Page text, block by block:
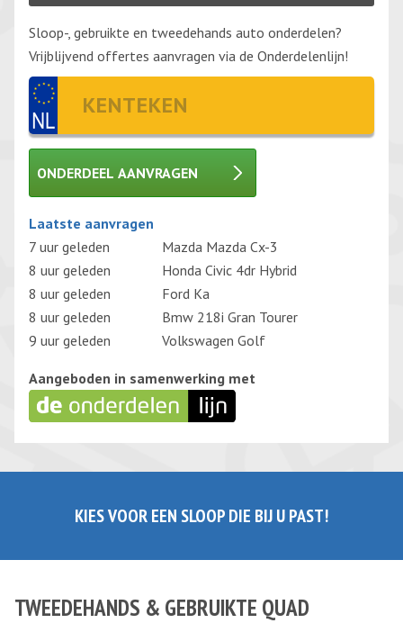
Sloop-, gebruikte en tweedehands auto onderdelen?
Vrijblijvend offertes aanvragen via de Onderdelenlijn!
ONDERDEEL AANVRAGEN
Gelieve dit veld leeg te laten.
Laatste aanvragen
7 uur geleden
Mazda Mazda Cx-3
8 uur geleden
Honda Civic 4dr Hybrid
8 uur geleden
Ford Ka
8 uur geleden
Bmw 218i Gran Tourer
9 uur geleden
Volkswagen Golf
Aangeboden in samenwerking met
KIES VOOR EEN SLOOP DIE BIJ U PAST!
TWEEDEHANDS & GEBRUIKTE QUAD